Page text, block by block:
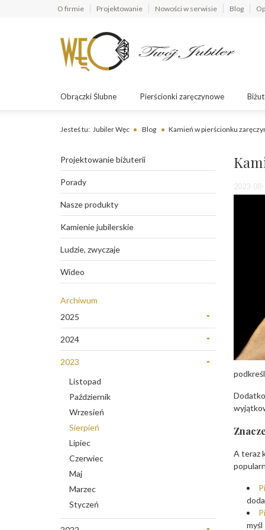
O firmie Projektowanie Nowości w serwisie Blog
Obrączki Ślubne Pierścionki zaręczynowe
Jesteś tu: Jubiler Węc Blog Kamień w pierścionku
Projektowanie biżuterii
Porady
Nasze produkty
Kamienie jubilerskie
Ludzie, zwyczaje
Wideo
Archiwum
2025
Grudzień
Sierpień
Lipiec
Styczeń
2024
Listopad
Marzec
Luty
2023
Listopad
Październik
Wrzesień
Sierpień
Lipiec
Czerwiec
Maj
Marzec
Styczeń
2023-
A teraz
myśl